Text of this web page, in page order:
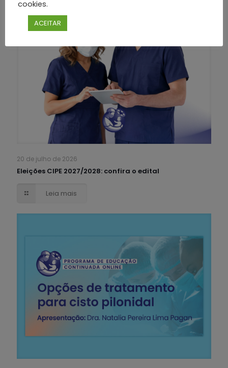
20 de julho de 2026
Eleições CIPE 2027/2028: confira o edital
Leia mais
cookies.
ACEITAR